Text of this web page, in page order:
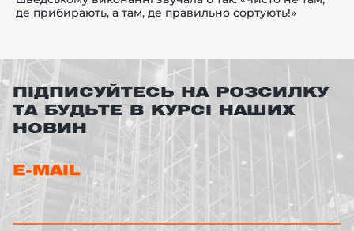
де прибирають, а там, де правильно сортують!»
ПІДПИСУЙТЕСЬ НА РОЗСИЛКУ
ТА БУДЬТЕ В КУРСІ НАШИХ
НОВИН
E-MAIL